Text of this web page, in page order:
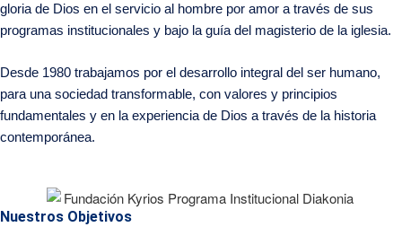
gloria de Dios en el servicio al hombre por amor a través de sus
programas institucionales y bajo la guía del magisterio de la iglesia.
Desde 1980 trabajamos por el desarrollo integral del ser humano,
para una sociedad transformable, con valores y principios
fundamentales y en la experiencia de Dios a través de la historia
contemporánea.
Nuestros Objetivos